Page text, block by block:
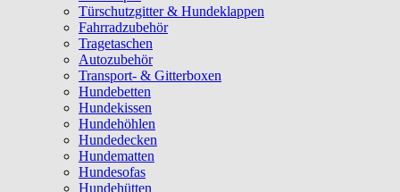
Türschutzgitter & Hundeklappen
Fahrradzubehör
Tragetaschen
Autozubehör
Transport- & Gitterboxen
Hundebetten
Hundekissen
Hundehöhlen
Hundedecken
Hundematten
Hundesofas
Hundehütten